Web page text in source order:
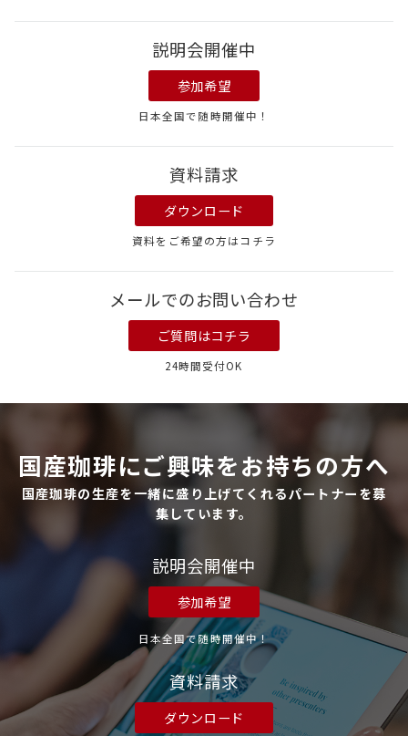
説明会開催中
参加希望
日本全国で随時開催中！
資料請求
ダウンロード
資料をご希望の方はコチラ
メールでのお問い合わせ
ご質問はコチラ
24時間受付OK
国産珈琲にご興味をお持ちの方へ
国産珈琲の生産を一緒に盛り上げてくれるパートナーを募
集しています。
説明会開催中
参加希望
日本全国で随時開催中！
資料請求
ダウンロード